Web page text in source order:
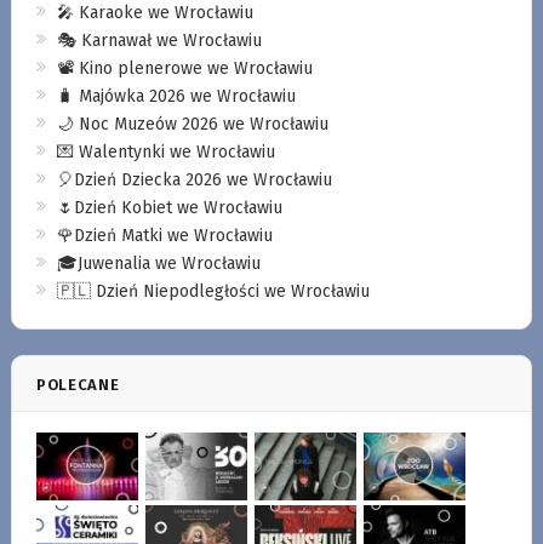
🎤 Karaoke we Wrocławiu
🎭 Karnawał we Wrocławiu
📽️ Kino plenerowe we Wrocławiu
🧳 Majówka 2026 we Wrocławiu
🌙 Noc Muzeów 2026 we Wrocławiu
💌 Walentynki we Wrocławiu
🎈Dzień Dziecka 2026 we Wrocławiu
🌷Dzień Kobiet we Wrocławiu
🌹Dzień Matki we Wrocławiu
🎓Juwenalia we Wrocławiu
🇵🇱 Dzień Niepodległości we Wrocławiu
POLECANE